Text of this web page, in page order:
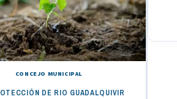
CONCEJO MUNICIPAL
DE RIO GUADALQUIVIR